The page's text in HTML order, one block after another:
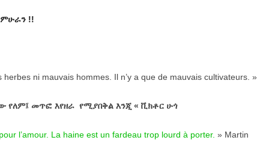
ምሁራን !!
herbesni mauvais hommes. Il n’y a que de mauvais cultivateurs. »
መጥፎ እየዘራ የሚያበቅል እንጂ « ቪክቶር ሁጎ
l’amour. La haine est un fardeau trop lourd à porter. » Martin